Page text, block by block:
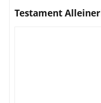
Testament